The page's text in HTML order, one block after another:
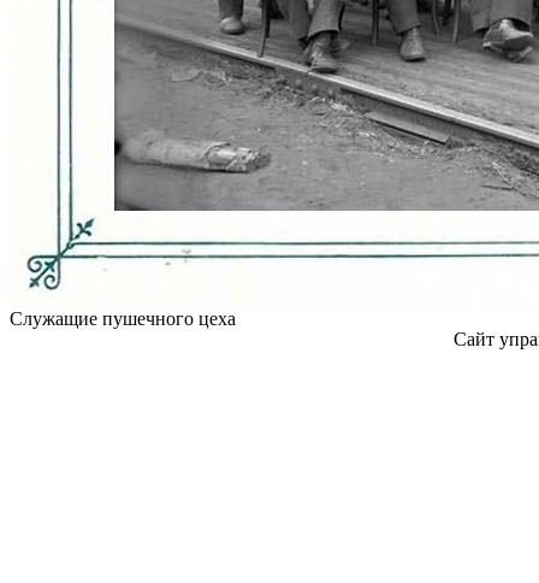
Служащие пушечного цеха
Сайт